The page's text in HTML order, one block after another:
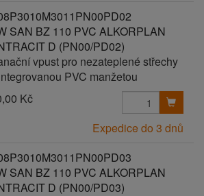
SAN BZ 110 PVC ALKORPLAN
D (PN00/PD02)
vpust pro nezateplené střechy
PVC manžetou
Kč
Expedice do 3 dnů
SAN BZ 110 PVC ALKORPLAN
D (PN00/PD03)